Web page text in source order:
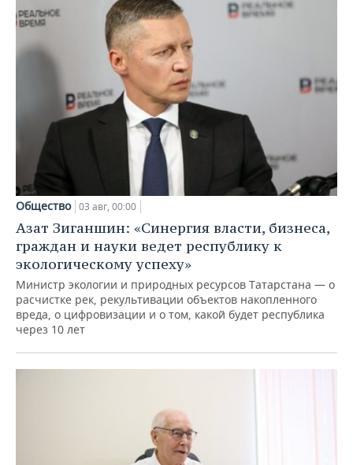
Общество 03 авг, 00:00
Азат Зиганшин: «Синергия власти, бизнеса,
граждан и науки ведет республику к
экологическому успеху»
Министр экологии и природных ресурсов Татарстана — о
расчистке рек, рекультивации объектов накопленного
вреда, о цифровизации и о том, какой будет республика
через 10 лет